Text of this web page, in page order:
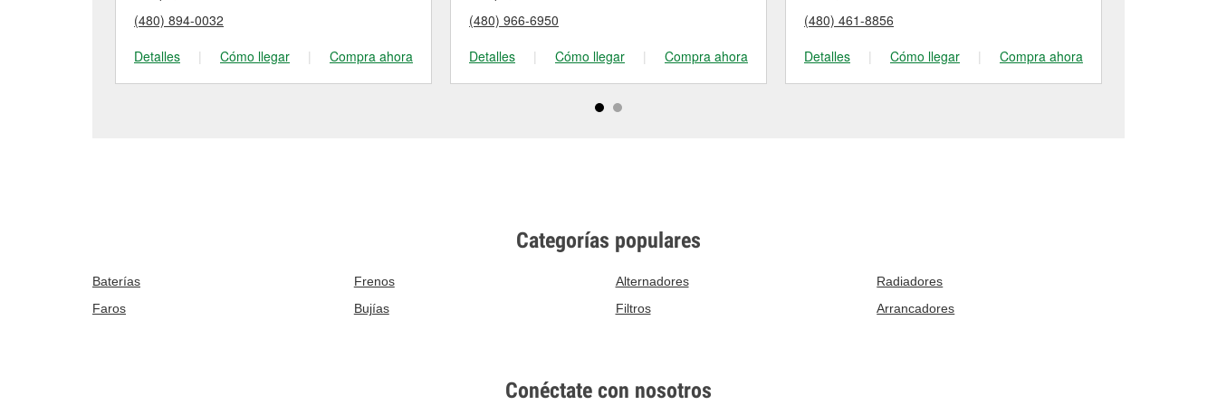
(480) 894-0032
Detalles
| Cómo llegar | Compra ahora
(480) 966-6950
Detalles
| Cómo llegar | Compra ahora
(480) 461-8856
Detalles
| Cómo llegar | Compra ahora
Categorías populares
Baterías Frenos Alternadores
Radiadores
Faros
Bujías Filtros Arrancadores
Conéctate con nosotros